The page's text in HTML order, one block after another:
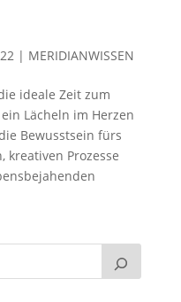
| MERIDIANWISSEN
ideale Zeit zum
Lächeln im Herzen
Bewusstsein fürs
kreativen Prozesse